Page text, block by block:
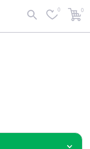
Filtrar 0 0